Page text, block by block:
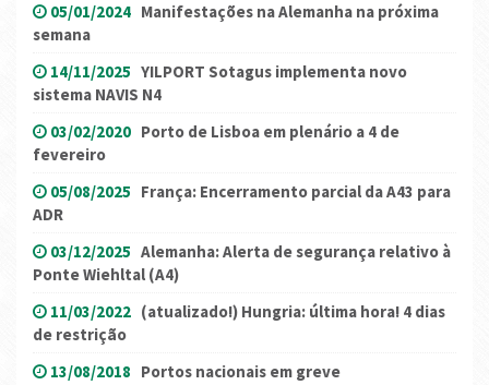
05/01/2024 Manifestações na Alemanha na próxima
semana
14/11/2025 YILPORT Sotagus implementa novo
sistema NAVIS N4
03/02/2020 Porto de Lisboa em plenário a 4 de
fevereiro
05/08/2025 França: Encerramento parcial da A43 para
ADR
03/12/2025 Alemanha: Alerta de segurança relativo à
Ponte Wiehltal (A4)
11/03/2022 (atualizado!) Hungria: última hora! 4 dias
de restrição
13/08/2018 Portos nacionais em greve